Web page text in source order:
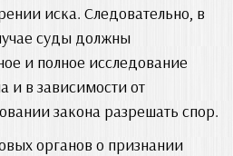
иска. Следовательно, в
суды должны
и полное исследование
и в зависимости от
закона разрешать спор.
органов о признании